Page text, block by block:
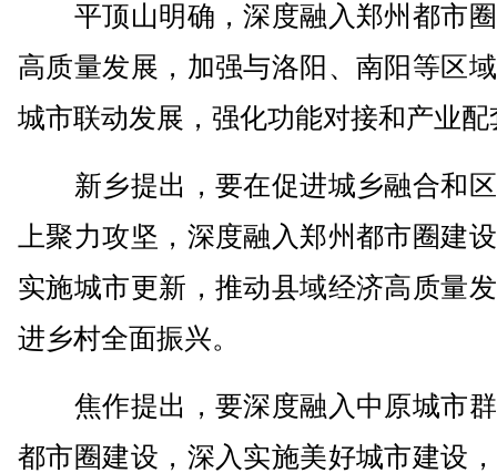
平顶山明确，深度融入郑州都市
高质量发展，加强与洛阳、南阳等区
城市联动发展，强化功能对接和产业配
新乡提出，要在促进城乡融合和
上聚力攻坚，深度融入郑州都市圈建
实施城市更新，推动县域经济高质量
进乡村全面振兴。
焦作提出，要深度融入中原城市
都市圈建设，深入实施美好城市建设